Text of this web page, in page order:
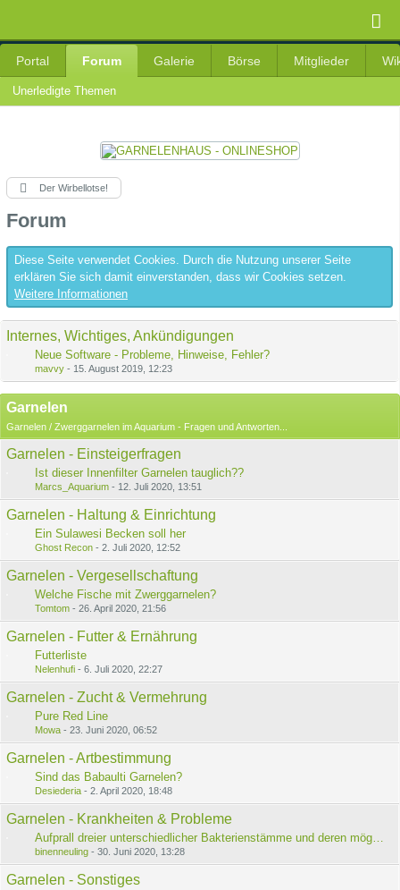
Portal Forum Galerie Börse Mitglieder
Unerledigte Themen
Der Wirbellotse!
Forum
Diese Seite verwendet Cookies. Durch die Nutzung unserer Seite
erklären Sie sich damit einverstanden, dass wir Cookies setzen.
Weitere Informationen
Internes, Wichtiges, Ankündigungen
Neue Software - Probleme, Hinweise, Fehler?
mavvy - 15. August 2019, 12:23
Garnelen
Garnelen / Zwerggarnelen im Aquarium - Fragen und Antworten...
Garnelen - Einsteigerfragen
Ist dieser Innenfilter Garnelen tauglich??
Marcs_Aquarium - 12. Juli 2020, 13:51
Garnelen - Haltung & Einrichtung
Ein Sulawesi Becken soll her
Ghost Recon - 2. Juli 2020, 12:52
Garnelen - Vergesellschaftung
Welche Fische mit Zwerggarnelen?
Tomtom - 26. April 2020, 21:56
Garnelen - Futter & Ernährung
Futterliste
Nelenhufi - 6. Juli 2020, 22:27
Garnelen - Zucht & Vermehrung
Pure Red Line
Mowa - 23. Juni 2020, 06:52
Garnelen - Artbestimmung
Sind das Babaulti Garnelen?
Desiederia - 2. April 2020, 18:48
Garnelen - Krankheiten & Probleme
binenneuling - 30. Juni 2020, 13:28
Garnelen - Sonstiges